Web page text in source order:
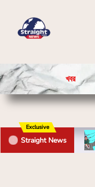
খবর
Exclusive
Straight News